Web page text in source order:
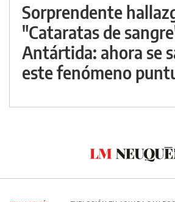
Sorprendente
"Cataratas de
Antártida: ahora se
este fenómeno